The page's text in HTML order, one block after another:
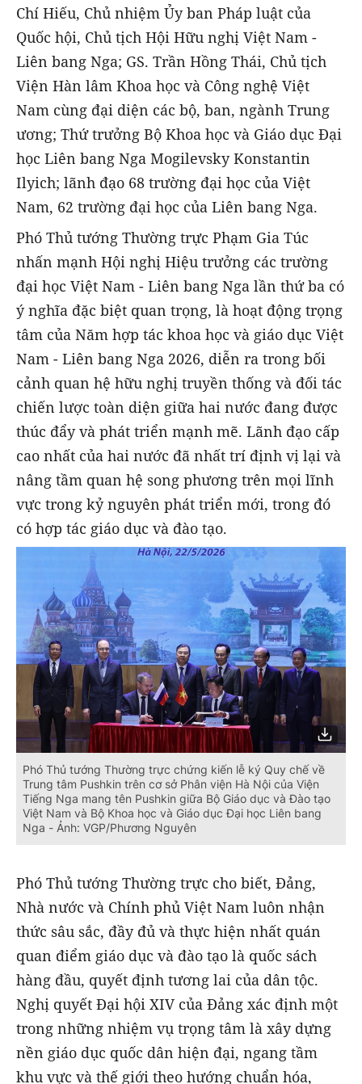
Chí Hiếu, Chủ nhiệm Ủy ban Pháp luật của
Quốc hội, Chủ tịch Hội Hữu nghị Việt Nam -
Liên bang Nga; GS. Trần Hồng Thái, Chủ tịch
Viện Hàn lâm Khoa học và Công nghệ Việt
Nam cùng đại diện các bộ, ban, ngành Trung
ương; Thứ trưởng Bộ Khoa học và Giáo dục Đại
học Liên bang Nga Mogilevsky Konstantin
Ilyich; lãnh đạo 68 trường đại học của Việt
Nam, 62 trường đại học của Liên bang Nga.
Phó Thủ tướng Thường trực Phạm Gia Túc
nhấn mạnh Hội nghị Hiệu trưởng các trường
đại học Việt Nam - Liên bang Nga lần thứ ba có
ý nghĩa đặc biệt quan trọng, là hoạt động trọng
tâm của Năm hợp tác khoa học và giáo dục Việt
Nam - Liên bang Nga 2026, diễn ra trong bối
cảnh quan hệ hữu nghị truyền thống và đối tác
chiến lược toàn diện giữa hai nước đang được
thúc đẩy và phát triển mạnh mẽ. Lãnh đạo cấp
cao nhất của hai nước đã nhất trí định vị lại và
nâng tầm quan hệ song phương trên mọi lĩnh
vực trong kỷ nguyên phát triển mới, trong đó
có hợp tác giáo dục và đào tạo.
Phó Thủ tướng Thường trực chứng kiến lễ ký Quy chế về
Trung tâm Pushkin trên cơ sở Phân viện Hà Nội của Viện
Tiếng Nga mang tên Pushkin giữa Bộ Giáo dục và Đào tạo
Việt Nam và Bộ Khoa học và Giáo dục Đại học Liên bang
Nga - Ảnh: VGP/Phương Nguyên
Phó Thủ tướng Thường trực cho biết, Đảng,
Nhà nước và Chính phủ Việt Nam luôn nhận
thức sâu sắc, đầy đủ và thực hiện nhất quán
quan điểm giáo dục và đào tạo là quốc sách
hàng đầu, quyết định tương lai của dân tộc.
Nghị quyết Đại hội XIV của Đảng xác định một
trong những nhiệm vụ trọng tâm là xây dựng
nền giáo dục quốc dân hiện đại, ngang tầm
khu vực và thế giới theo hướng chuẩn hóa,